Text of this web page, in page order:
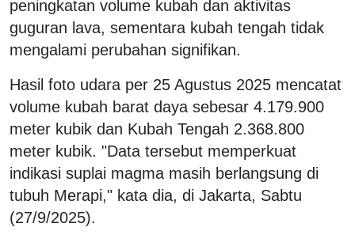
peningkatan volume kubah dan aktivitas
guguran lava, sementara kubah tengah tidak
mengalami perubahan signifikan.
Hasil foto udara per 25 Agustus 2025 mencatat
volume kubah barat daya sebesar 4.179.900
meter kubik dan Kubah Tengah 2.368.800
meter kubik. "Data tersebut memperkuat
indikasi suplai magma masih berlangsung di
tubuh Merapi," kata dia, di Jakarta, Sabtu
(27/9/2025).